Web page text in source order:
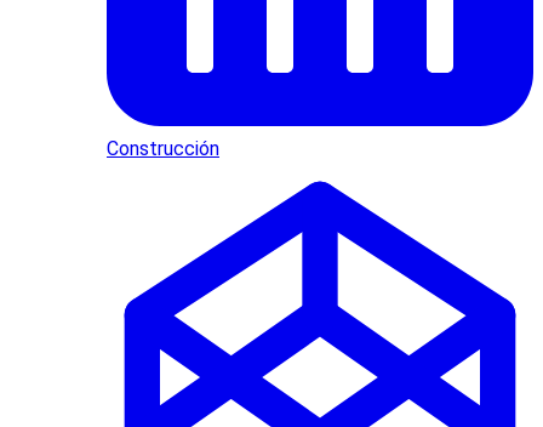
Construcción